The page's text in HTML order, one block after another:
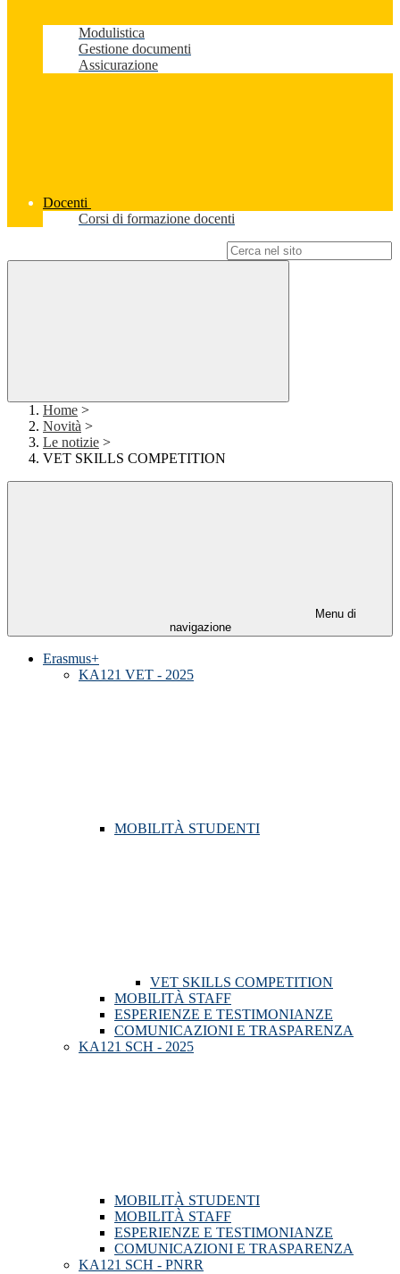
Modulistica
Gestione documenti
Assicurazione
Docenti
Corsi di formazione docenti
Home >
Novità >
Le notizie >
VET SKILLS COMPETITION
Menu di
navigazione
Erasmus+
KA121 VET - 2025
MOBILITÀ STUDENTI
VET SKILLS COMPETITION
MOBILITÀ STAFF
ESPERIENZE E TESTIMONIANZE
COMUNICAZIONI E TRASPARENZA
KA121 SCH - 2025
MOBILITÀ STUDENTI
MOBILITÀ STAFF
ESPERIENZE E TESTIMONIANZE
COMUNICAZIONI E TRASPARENZA
KA121 SCH - PNRR